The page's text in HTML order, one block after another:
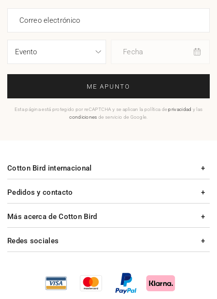
Correo electrónico
Fecha
ME APUNTO
Esta página está protegido por reCAPTCHA y se aplican la política deprivacidad y las
condiciones de servicio de Google.
Pedidos y contacto
Más acerca de Cotton Bird
Cotton Bird internacional
Redes sociales